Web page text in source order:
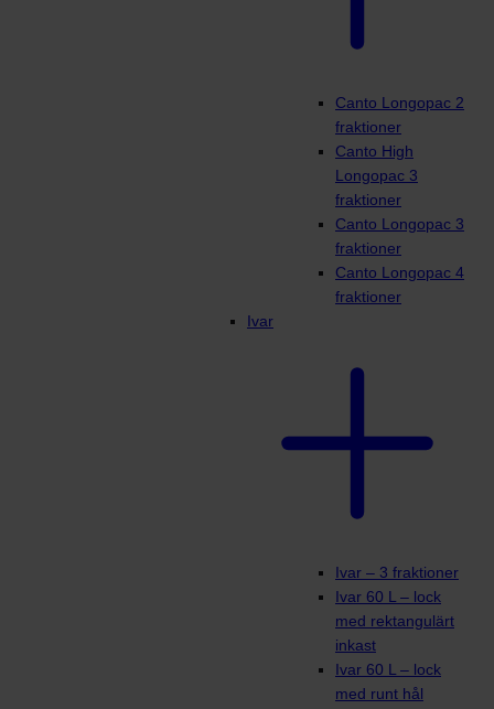
Canto Longopac 2
fraktioner
Canto High
Longopac 3
fraktioner
Canto Longopac 3
fraktioner
Canto Longopac 4
fraktioner
Ivar
Ivar – 3 fraktioner
Ivar 60 L – lock
med rektangulärt
inkast
Ivar 60 L – lock
med runt hål